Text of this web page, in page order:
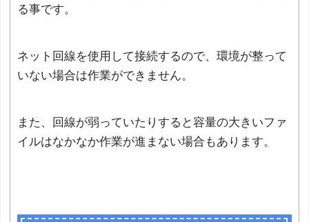
る事です。
ネット回線を使用して接続するので、環境が整って
いない場合は作業ができません。
また、回線が弱っていたりすると容量の大きいファ
イルはなかなか作業が進まない場合もあります。